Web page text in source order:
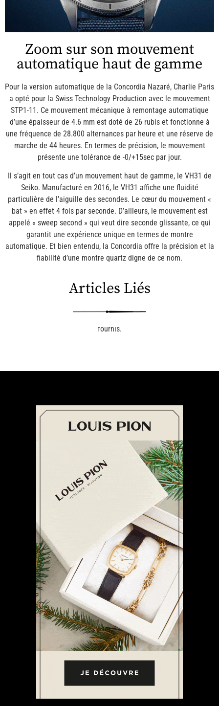
Zoom sur son mouvement
automatique haut de gamme
Pour la version automatique de la Concordia Nazaré, Charlie Paris
a opté pour la Swiss Technology Production avec le mouvement
STP1-11. Ce mouvement mécanique à remontage automatique
d’une épaisseur de 4.6 mm est doté de 26 rubis et fonctionne à
une fréquence de 28.800 alternances par heure et une réserve de
marche de 44 heures. En termes de précision, le mouvement
présente une tolérance de -0/+15sec par jour.
Il s’agit en tout cas d’un mouvement haut de gamme, le VH31 de
Seiko. Manufacturé en 2016, le VH31 affiche une fluidité
particulière de l’aiguille des secondes. Le cœur du mouvement «
bat » en effet 4 fois par seconde. D’ailleurs, le mouvement est
appelé « sweep second » qui veut dire seconde glissante, ce qui
garantit une expérience unique en termes de montre
automatique. Et bien entendu, la Concordia offre la précision et la
fiabilité d’une montre quartz digne de ce nom.
Articles Liés
fournis.